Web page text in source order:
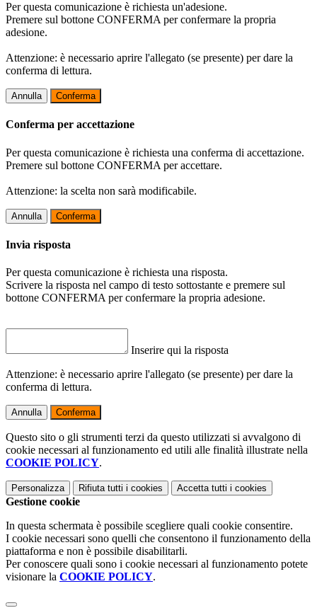
Per questa comunicazione è richiesta un'adesione.
Premere sul bottone CONFERMA per confermare la propria
adesione.
Attenzione: è necessario aprire l'allegato (se presente) per dare la
conferma di lettura.
Annulla Conferma
Conferma per accettazione
Per questa comunicazione è richiesta una conferma di accettazione.
Premere sul bottone CONFERMA per accettare.
Attenzione: la scelta non sarà modificabile.
Annulla Conferma
Invia risposta
Per questa comunicazione è richiesta una risposta.
Scrivere la risposta nel campo di testo sottostante e premere sul
bottone CONFERMA per confermare la propria adesione.
Inserire qui la risposta
Attenzione: è necessario aprire l'allegato (se presente) per dare la
conferma di lettura.
Annulla Conferma
Questo sito o gli strumenti terzi da questo utilizzati si avvalgono di
cookie necessari al funzionamento ed utili alle finalità illustrate nella
COOKIE POLICY.
Personalizza Rifiuta tutti i cookies Accetta tutti i cookies
Gestione cookie
In questa schermata è possibile scegliere quali cookie consentire.
I cookie necessari sono quelli che consentono il funzionamento della
piattaforma e non è possibile disabilitarli.
Per conoscere quali sono i cookie necessari al funzionamento potete
visionare la COOKIE POLICY.